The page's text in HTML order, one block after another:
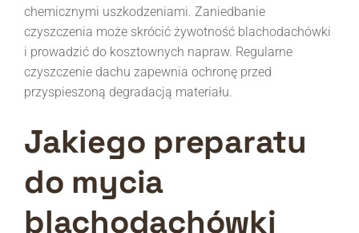
chemicznymi uszkodzeniami. Zaniedbanie
czyszczenia może skrócić żywotność blachodachówki
i prowadzić do kosztownych napraw. Regularne
czyszczenie dachu zapewnia ochronę przed
przyspieszoną degradacją materiału.
Jakiego preparatu
do mycia
blachodachówki